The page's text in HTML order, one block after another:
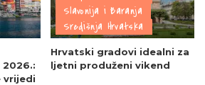
2026.:
vrijedi
Slavonija i Baranja
Središnja Hrvatska
Hrvatski gradovi idealni za
ljetni produženi vikend